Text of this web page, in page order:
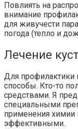
Повлиять на
внимание
для живучести
погода (тепло и
Лечение
Для профилактики
способы. Кто-то
средствами. Я
специальными
применения химии
эффективными.